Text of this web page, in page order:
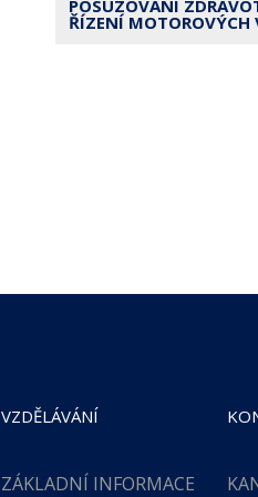
POSUZOVÁNÍ
ŘÍZENÍ MOTOROVÝCH
VZDĚLÁVÁNÍ
ZÁKLADNÍ INFORMACE